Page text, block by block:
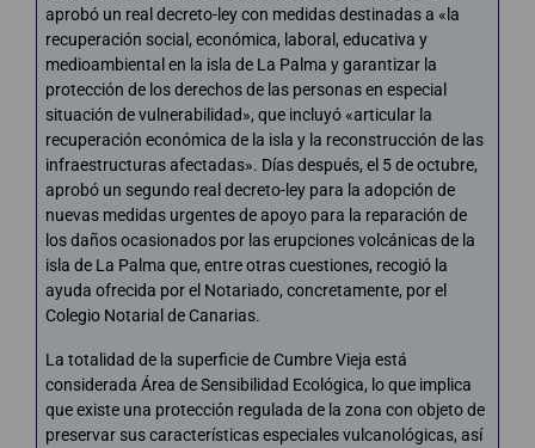
aprobó un real decreto-ley con medidas destinadas a «la
recuperación social, económica, laboral, educativa y
medioambiental en la isla de La Palma y garantizar la
protección de los derechos de las personas en especial
situación de vulnerabilidad», que incluyó «articular la
recuperación económica de la isla y la reconstrucción de las
infraestructuras afectadas». Días después, el 5 de octubre,
aprobó un segundo real decreto-ley para la adopción de
nuevas medidas urgentes de apoyo para la reparación de
los daños ocasionados por las erupciones volcánicas de la
isla de La Palma que, entre otras cuestiones, recogió la
ayuda ofrecida por el Notariado, concretamente, por el
Colegio Notarial de Canarias.
La totalidad de la superficie de Cumbre Vieja está
considerada Área de Sensibilidad Ecológica, lo que implica
que existe una protección regulada de la zona con objeto de
preservar sus características especiales vulcanológicas, así